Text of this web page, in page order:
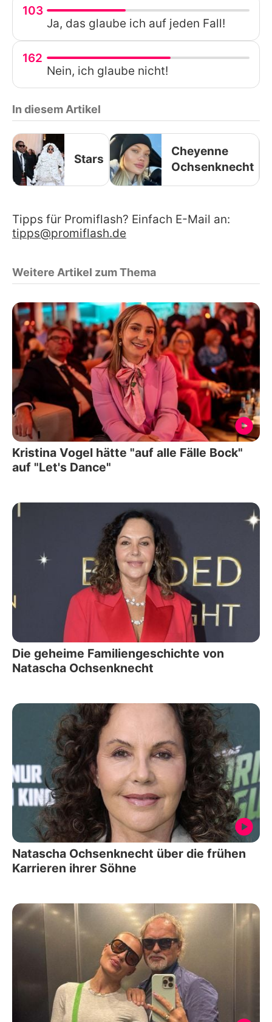
103
Ja, das glaube ich auf jeden Fall!
162
Nein, ich glaube nicht!
In diesem Artikel
Stars
Cheyenne
Ochsenknecht
Tipps für Promiflash? Einfach E-Mail an:
tipps@promiflash.de
Weitere Artikel zum Thema
Kristina Vogel hätte "auf alle Fälle Bock"
auf "Let's Dance"
Die geheime Familiengeschichte von
Natascha Ochsenknecht
Natascha Ochsenknecht über die frühen
Karrieren ihrer Söhne